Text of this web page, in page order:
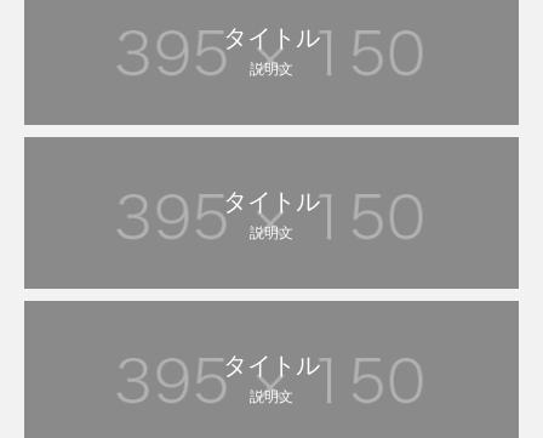
タイトル
説明文
タイトル
説明文
タイトル
説明文